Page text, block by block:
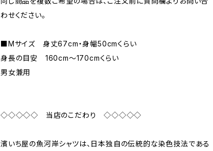
わせください。
■Mサイズ 身丈67cm・身幅50cmくらい
身長の目安 160cm〜170cmくらい
男女兼用
◇◇◇◇◇ 当店のこだわり ◇◇◇◇◇
濱いち屋の魚河岸シャツは、日本独自の伝統的な染色技法である